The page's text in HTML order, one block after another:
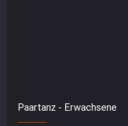
Paartanz - Erwachsene